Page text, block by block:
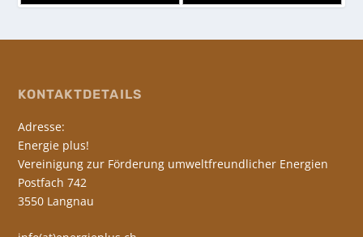
KONTAKTDETAILS
Adresse:
Energie plus!
Vereinigung zur Förderung umweltfreundlicher Energien
Postfach 742
3550 Langnau